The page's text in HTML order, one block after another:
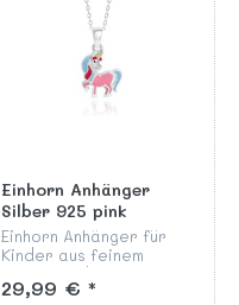
Einhorn Anhänger
Silber 925 pink
handlackiert
Einhorn Anhänger für
Kinder aus feinem
Sterling Silber 925
anlaufgeschützt,
29,99 € *